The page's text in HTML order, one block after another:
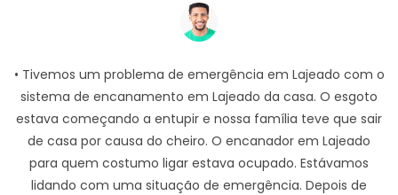
• Tivemos um problema de emergência em Lajeado com o
sistema de encanamento em Lajeado da casa. O esgoto
estava começando a entupir e nossa família teve que sair
de casa por causa do cheiro. O encanador em Lajeado
para quem costumo ligar estava ocupado. Estávamos
lidando com uma situação de emergência. Depois de